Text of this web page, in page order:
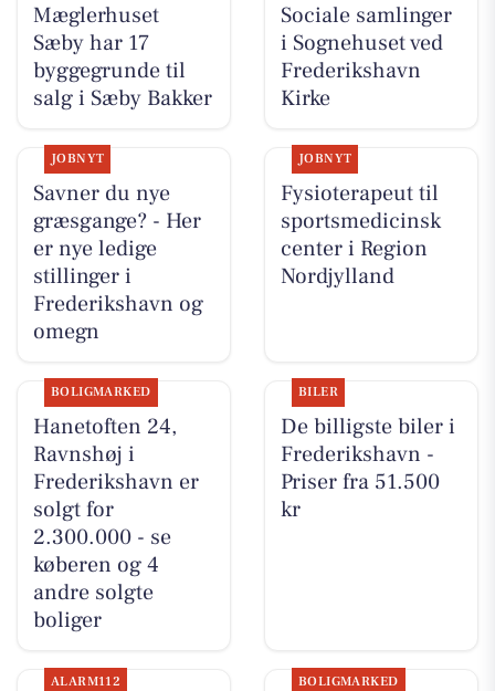
Mæglerhuset
Sæby har 17
byggegrunde til
salg i Sæby Bakker
Sociale samlinger
i Sognehuset ved
Frederikshavn
Kirke
JOBNYT
Savner du nye
græsgange? - Her
er nye ledige
stillinger i
Frederikshavn og
omegn
JOBNYT
Fysioterapeut til
sportsmedicinsk
center i Region
Nordjylland
BOLIGMARKED
Hanetoften 24,
Ravnshøj i
Frederikshavn er
solgt for
2.300.000 - se
køberen og 4
andre solgte
boliger
BILER
De billigste biler i
Frederikshavn -
Priser fra 51.500
kr
ALARM112 BOLIGMARKED